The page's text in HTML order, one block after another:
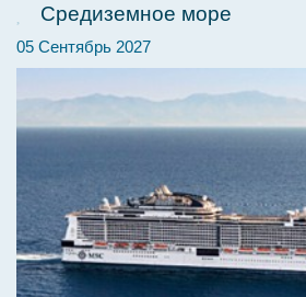
Средиземное море
05 Сентябрь 2027